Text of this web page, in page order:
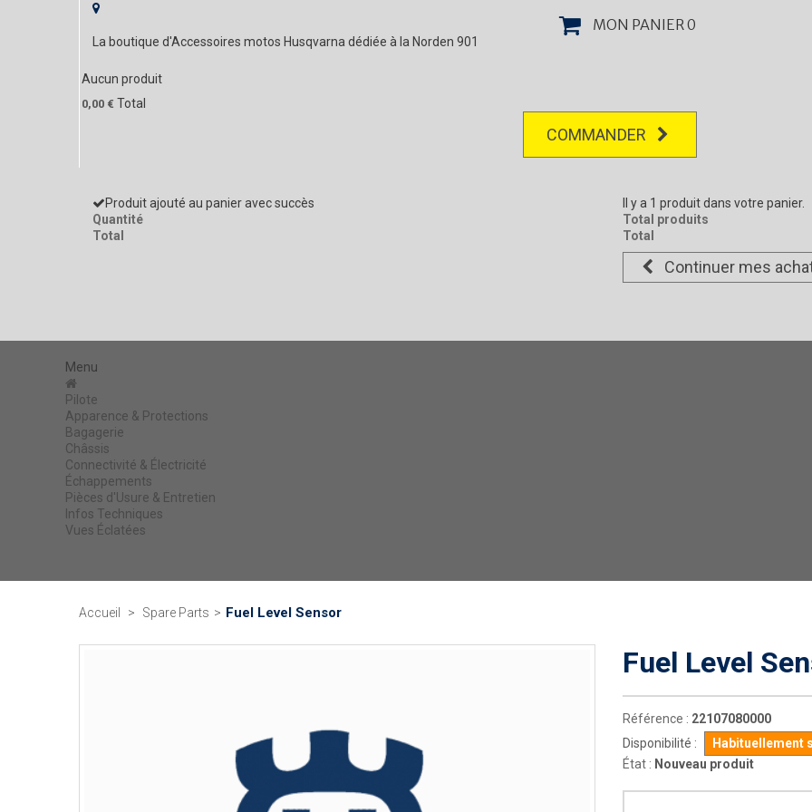
La boutique d'Accessoires motos Husqvarna dédiée à la Norden 901
MON PANIER0
Aucun produit
0,00 € Total
COMMANDER
Produit ajouté au panier avec succès
Quantité
Total
Il y a 1 produit dans votre panier.
Total produits
Total
Continuer mes
Menu
Pilote
Apparence & Protections
Bagagerie
Châssis
Connectivité & Électricité
Échappements
Pièces d'Usure & Entretien
Infos Techniques
Vues Éclatées
Accueil > Spare Parts > Fuel Level Sensor
Fuel Level
Référence : 22107080000
Disponibilité :
Habituellement
État : Nouveau produit